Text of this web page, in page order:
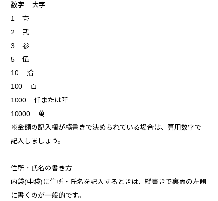
数字 大字
1 壱
2 弐
3 参
5 伍
10 拾
100 百
1000 仟または阡
10000 萬
※金額の記入欄が横書きで決められている場合は、算用数字で
記入しましょう。
住所・氏名の書き方
内袋(中袋)に住所・氏名を記入するときは、縦書きで裏面の左側
に書くのが一般的です。